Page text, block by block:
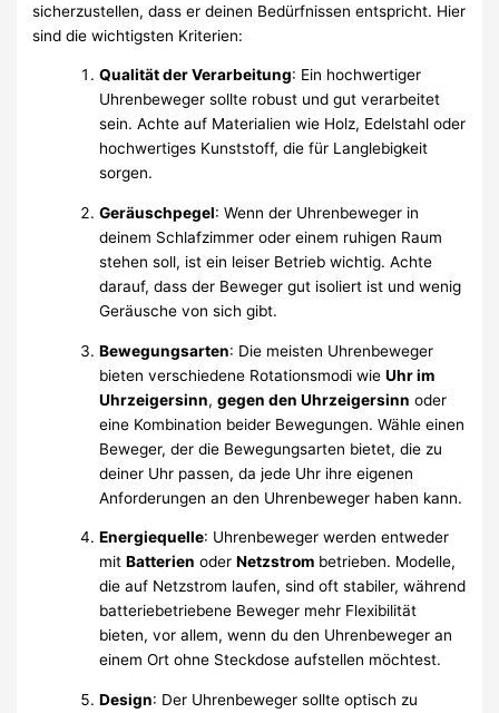
sicherzustellen, dass er deinen Bedürfnissen entspricht. Hier
sind die wichtigsten Kriterien:
Qualität der Verarbeitung: Ein hochwertiger
Uhrenbeweger sollte robust und gut verarbeitet
sein. Achte auf Materialien wie Holz, Edelstahl oder
hochwertiges Kunststoff, die für Langlebigkeit
sorgen.
Geräuschpegel: Wenn der Uhrenbeweger in
deinem Schlafzimmer oder einem ruhigen Raum
stehen soll, ist ein leiser Betrieb wichtig. Achte
darauf, dass der Beweger gut isoliert ist und wenig
Geräusche von sich gibt.
Bewegungsarten: Die meisten Uhrenbeweger
bieten verschiedene Rotationsmodi wieUhr im
Uhrzeigersinn,gegen den Uhrzeigersinn oder
eine Kombination beider Bewegungen. Wähle einen
Beweger, der die Bewegungsarten bietet, die zu
deiner Uhr passen, da jede Uhr ihre eigenen
Anforderungen an den Uhrenbeweger haben kann.
Energiequelle: Uhrenbeweger werden entweder
mitBatterien oderNetzstrom betrieben. Modelle,
die auf Netzstrom laufen, sind oft stabiler, während
batteriebetriebene Beweger mehr Flexibilität
bieten, vor allem, wenn du den Uhrenbeweger an
einem Ort ohne Steckdose aufstellen möchtest.
Design: Der Uhrenbeweger sollte optisch zu